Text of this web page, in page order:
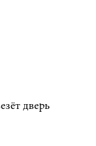
дверь